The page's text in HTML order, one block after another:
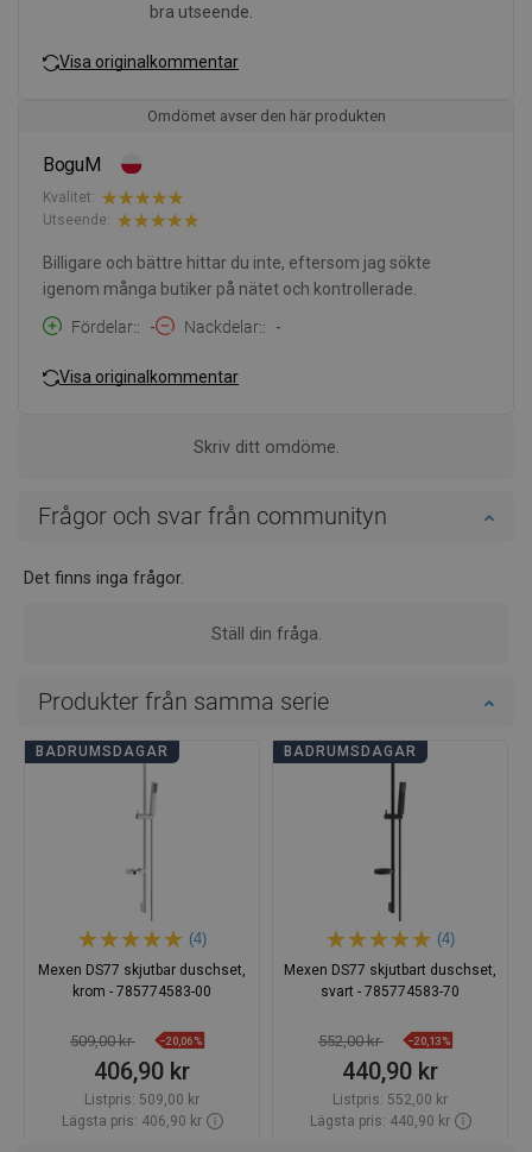
bra utseende.
Visa originalkommentar
Omdömet avser den här produkten
BoguM
Kvalitet:
Utseende:
Billigare och bättre hittar du inte, eftersom jag sökte
igenom många butiker på nätet och kontrollerade.
Fördelar:
- Nackdelar: -
Visa originalkommentar
Skriv ditt omdöme.
Frågor och svar från communityn
Det finns inga frågor.
Ställ din fråga.
Produkter från samma serie
BADRUMSDAGAR
(4)
Mexen DS77 skjutbar duschset,
krom - 785774583-00
509,00 kr −20,06%
406,90 kr
Listpris: 509,00 kr
Lägsta pris: 406,90 kr
BADRUMSDAGAR
(4)
Mexen DS77 skjutbart duschset,
svart - 785774583-70
552,00 kr −20,13%
440,90 kr
Listpris: 552,00 kr
Lägsta pris: 440,90 kr